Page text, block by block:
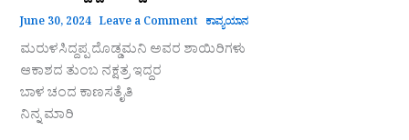
June 30, 2024 Leave a Comment ಕಾವ್ಯಯಾನ
ಮರುಳಸಿದ್ದಪ್ಪ ದೊಡ್ಡಮನಿ ಅವರ ಶಾಯಿರಿಗಳು
ಆಕಾಶದ ತುಂಬ ನಕ್ಷತ್ರ ಇದ್ದರ
ಬಾಳ ಚಂದ ಕಾಣಸತೈತಿ
ನಿನ್ನ ಮಾರಿ